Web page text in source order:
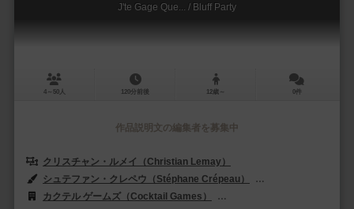
J'te Gage Que... / Bluff Party
4～50人 120分前後 12歳～ 0件
作品説明文の編集者を募集中
クリスチャン・ルメイ（Christian Lemay）
シュテファン・クレペウ（Stéphane Crépeau）
カクテル ゲームズ（Cocktail Games）